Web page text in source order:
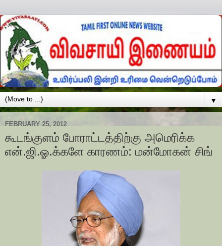
▼
FEBRUARY 25, 2012
கூடங்குளம் போராட்டத்திற்கு அமெரிக்க
என்.ஜி.ஓ.க்களே காரணம்: மன்மோகன் சிங்